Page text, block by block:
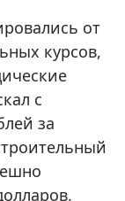
от
курсов,
с
за